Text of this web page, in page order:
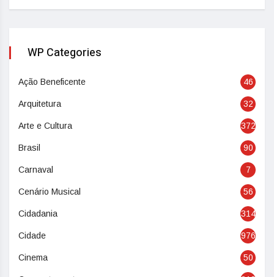
WP Categories
Ação Beneficente 46
Arquitetura 32
Arte e Cultura 372
Brasil 90
Carnaval 7
Cenário Musical 56
Cidadania 314
Cidade 976
Cinema 50